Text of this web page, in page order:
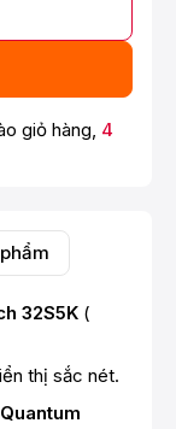
giỏ hàng, 4
32S5K (
thị sắc nét.